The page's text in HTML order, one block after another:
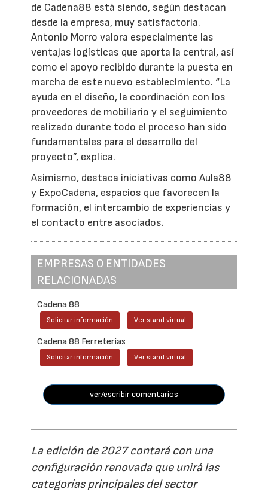
de Cadena88 está siendo, según destacan
desde la empresa, muy satisfactoria.
Antonio Morro valora especialmente las
ventajas logísticas que aporta la central, así
como el apoyo recibido durante la puesta en
marcha de este nuevo establecimiento. “La
ayuda en el diseño, la coordinación con los
proveedores de mobiliario y el seguimiento
realizado durante todo el proceso han sido
fundamentales para el desarrollo del
proyecto”, explica.
Asimismo, destaca iniciativas como Aula88
y ExpoCadena, espacios que favorecen la
formación, el intercambio de experiencias y
el contacto entre asociados.
EMPRESAS O ENTIDADES
RELACIONADAS
Cadena 88
Solicitar información Ver stand virtual
Cadena 88 Ferreterías
Solicitar información Ver stand virtual
ver/escribir comentarios
La edición de 2027 contará con una
configuración renovada que unirá las
categorías principales del sector